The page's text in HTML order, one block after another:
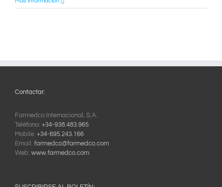
Contactar:
Farmedco Internacional, S.A.
Teléfono: +34-938.483.965
Mobile: +34-695.243.166
Email: farmedco@farmedco.com
Web: www.farmedco.com